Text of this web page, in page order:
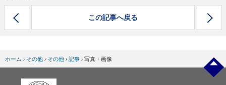
この記事へ戻る
ホーム › その他 › その他 › 記事 › 写真・画像